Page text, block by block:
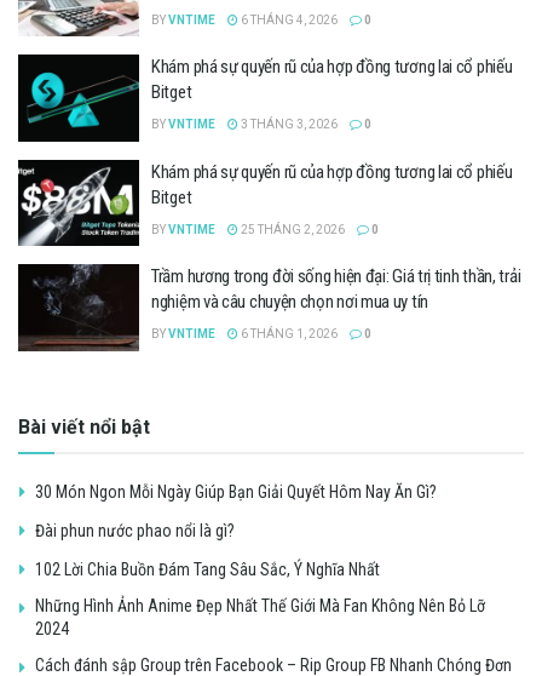
BYVNTIME 6 THÁNG 4, 2026 0
Khám phá sự quyến rũ của hợp đồng tương lai cổ phiếu
Bitget
BYVNTIME 3 THÁNG 3, 2026 0
Khám phá sự quyến rũ của hợp đồng tương lai cổ phiếu
Bitget
BYVNTIME 25 THÁNG 2, 2026 0
Trầm hương trong đời sống hiện đại: Giá trị tinh thần, trải
nghiệm và câu chuyện chọn nơi mua uy tín
BYVNTIME 6 THÁNG 1, 2026 0
Bài viết nổi bật
30 Món Ngon Mỗi Ngày Giúp Bạn Giải Quyết Hôm Nay Ăn Gì?
Đài phun nước phao nổi là gì?
102 Lời Chia Buồn Đám Tang Sâu Sắc, Ý Nghĩa Nhất
Những Hình Ảnh Anime Đẹp Nhất Thế Giới Mà Fan Không Nên Bỏ Lỡ
2024
Cách đánh sập Group trên Facebook – Rip Group FB Nhanh Chóng Đơn